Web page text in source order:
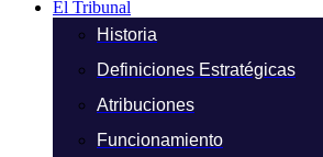
El Tribunal
Historia
Definiciones Estratégicas
Atribuciones
Funcionamiento